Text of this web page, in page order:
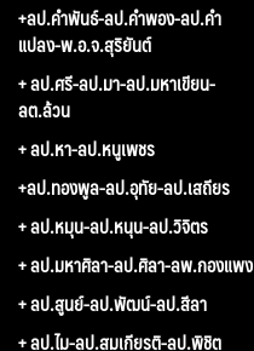
+ลป.คำพันธ์-ลป.คำพอง-ลป.คำ
แปลง-พ.อ.จ.สุริยันต์
+ ลป.ศรี-ลป.มา-ลป.มหาเขียน-
ลต.ล้วน
+ ลป.หา-ลป.หนูเพชร
+ลป.ทองพูล-ลป.อุทัย-ลป.เสถียร
+ ลป.หมุน-ลป.หนุน-ลป.วิจิตร
+ ลป.มหาศิลา-ลป.ศิลา-ลพ.กองแพง
+ ลป.สูนย์-ลป.พัฒน์-ลป.สีลา
+ ลป.ไม-ลป.สมเกียรติ-ลป.พิชิต